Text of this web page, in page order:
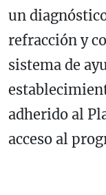
un
refracción y
sistema de
adherido al
acceso al